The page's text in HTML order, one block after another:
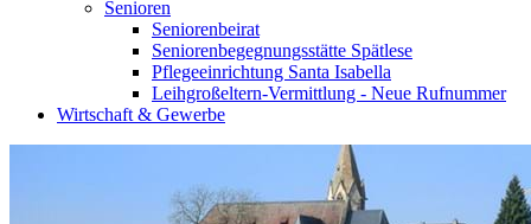
Senioren
Seniorenbeirat
Seniorenbegegnungsstätte Spätlese
Pflegeeinrichtung Santa Isabella
Leihgroßeltern-Vermittlung - Neue Rufnummer
Wirtschaft & Gewerbe